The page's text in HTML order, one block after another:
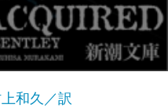
和久／訳